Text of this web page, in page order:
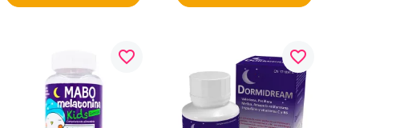
favorite_border favorite_border